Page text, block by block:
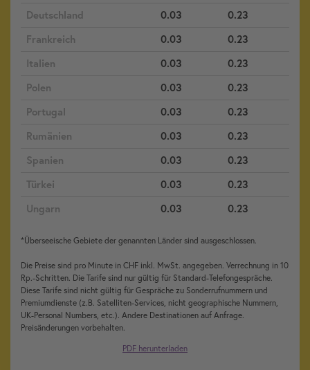
Deutschland
0.03
0.23
Frankreich
0.03
0.23
Italien
0.03
0.23
Polen
0.03
0.23
Portugal
0.03
0.23
Rumänien
0.03
0.23
Spanien
0.03
0.23
Türkei
0.03
0.23
Ungarn
0.03 0.23
*Überseeische Gebiete der genannten Länder sind ausgeschlossen.
Die Preise sind pro Minute in CHF inkl. MwSt. angegeben. Verrechnung in 10
Rp.-Schritten. Die Tarife sind nur gültig für Standard-Telefongespräche.
Diese Tarife sind nicht gültig für Gespräche zu Sonderrufnummern und
Premiumdienste (z.B. Satelliten-Services, nicht geographische Nummern,
UK-Personal Numbers, etc.). Andere Destinationen auf Anfrage.
Preisänderungen vorbehalten.
PDF herunterladen